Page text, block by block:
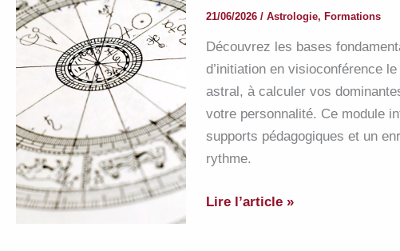
majeurs
21/06/2026/Astrologie,Formations
Découvrez les bases
d’initiation en visioconférence
astral, à calculer vos
votre personnalité. Ce module
supports pédagogiques et un
rythme.
Formation
Lire l’article »